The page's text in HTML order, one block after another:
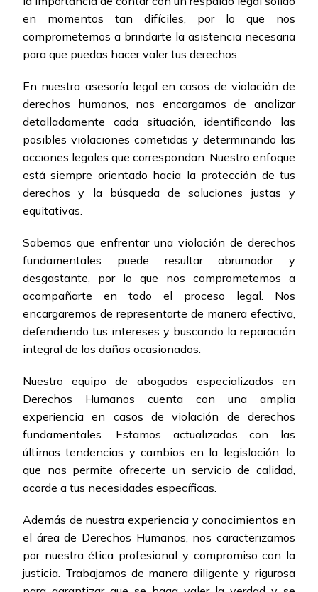
en momentos tan difíciles, por lo que nos
comprometemos a brindarte la asistencia necesaria
para que puedas hacer valer tus derechos.
En nuestra asesoría legal en casos de violación de
derechos humanos, nos encargamos de analizar
detalladamente cada situación, identificando las
posibles violaciones cometidas y determinando las
acciones legales que correspondan. Nuestro enfoque
está siempre orientado hacia la protección de tus
derechos y la búsqueda de soluciones justas y
equitativas.
Sabemos que enfrentar una violación de derechos
fundamentales puede resultar abrumador y
desgastante, por lo que nos comprometemos a
acompañarte en todo el proceso legal. Nos
encargaremos de representarte de manera efectiva,
defendiendo tus intereses y buscando la reparación
integral de los daños ocasionados.
Nuestro equipo de abogados especializados en
Derechos Humanos cuenta con una amplia
experiencia en casos de violación de derechos
fundamentales. Estamos actualizados con las
últimas tendencias y cambios en la legislación, lo
que nos permite ofrecerte un servicio de calidad,
acorde a tus necesidades específicas.
Además de nuestra experiencia y conocimientos en
el área de Derechos Humanos, nos caracterizamos
por nuestra ética profesional y compromiso con la
justicia. Trabajamos de manera diligente y rigurosa